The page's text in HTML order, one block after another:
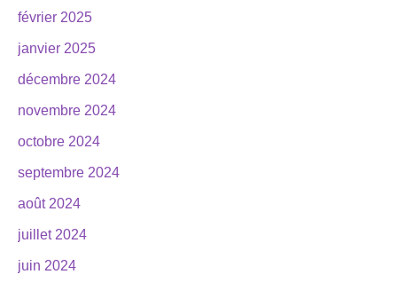
février 2025
janvier 2025
décembre 2024
novembre 2024
octobre 2024
septembre 2024
août 2024
juillet 2024
juin 2024